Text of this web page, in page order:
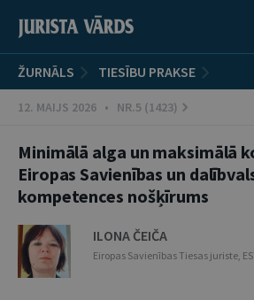
ŽURNĀLS TIESĪBU PRAKSE
12. MAIJS 2026 • NR.5 (1423)
Minimālā alga un maksimālā
Eiropas Savienības un
kompetences nošķīrums
ILONA ČEIČA
Eiropas Savienības Tiesas juriste,